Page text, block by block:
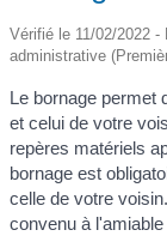
Vérifié le 11/02/2022
administrative
Le bornage permet
et celui de votre
repères matériels
bornage est
celle de votre
convenu à